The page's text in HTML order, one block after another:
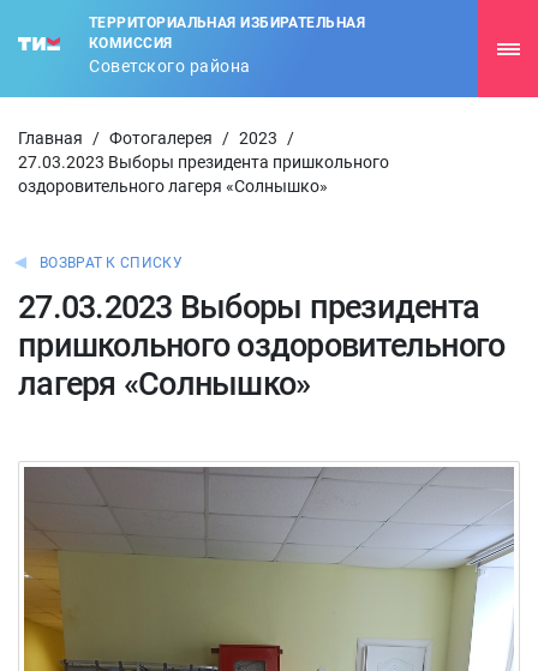
ТЕРРИТОРИАЛЬНАЯ ИЗБИРАТЕЛЬНАЯ
КОМИССИЯ
Советского района
Главная / Фотогалерея / 2023
/
27.03.2023 Выборы президента пришкольного
оздоровительного лагеря «Солнышко»
ВОЗВРАТ К СПИСКУ
27.03.2023 Выборы президента
пришкольного оздоровительного
лагеря «Солнышко»